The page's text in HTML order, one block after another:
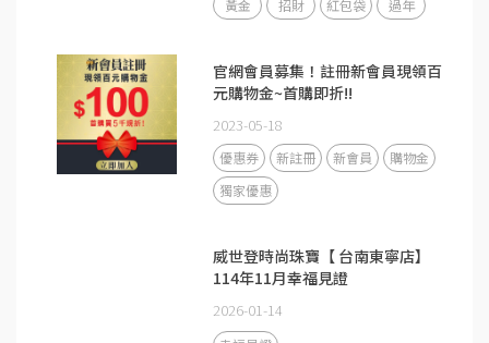
黃金
招財 紅包袋 過年
官網會員募集！註冊新會員現領百
元購物金~首購即折!!
2023-05-18
優惠券 新註冊 新會員
購物金
獨家優惠
威世登時尚珠寶【 台南東寧店】
114年11月幸福見證
2026-01-14